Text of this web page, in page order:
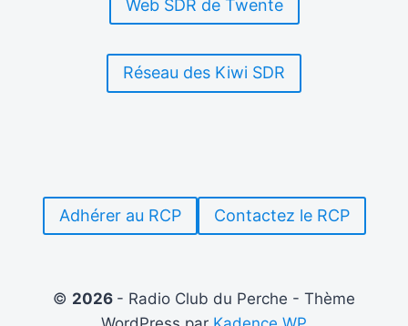
SERVICES
D’ÉCOUTES
Web SDR de Twente
Réseau des Kiwi SDR
Adhérer au RCP Contactez le RCP
© 2026 - Radio Club du Perche - Thème